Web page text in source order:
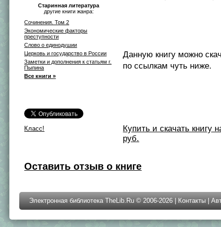
Старинная литература
другие книги жанра:
Сочинения. Том 2
Экономические факторы
преступности
Слово о единодушии
Церковь и государство в России
Заметки и дополнения к статьям г.
Пыпина
Все книги »
Класс!
Данную книгу можно
по ссылкам чуть ниже.
Купить и скачать книгу
руб.
Оставить отзыв о книге
Электронная библиотека TheLib.Ru © 2006-2026 | Контакты |